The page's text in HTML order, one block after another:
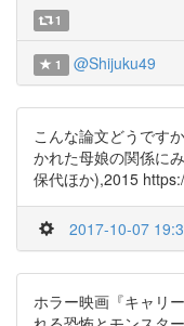
1
1 @Shijuku49
こんな論文どうです
かれた母娘の関係に
保代ほか),2015
2017-10-07
ホラー映画『キャリ